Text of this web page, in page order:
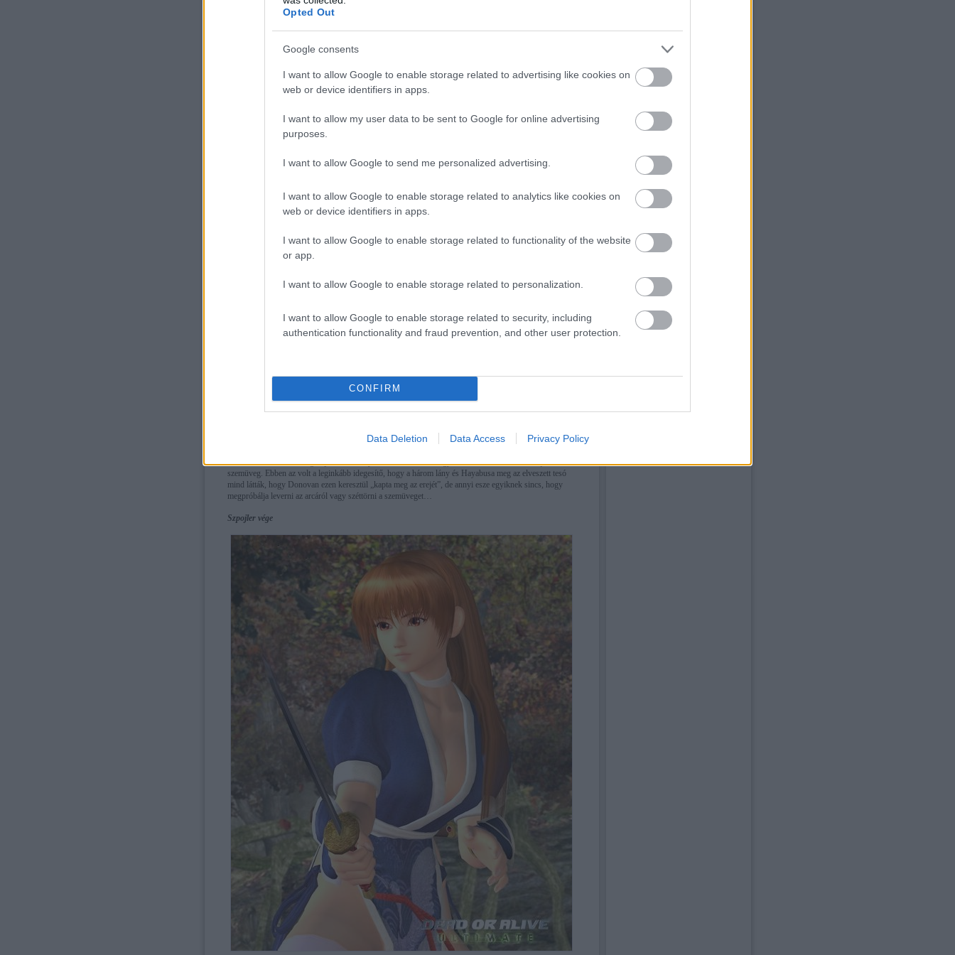
Opted Out
Google consents
I want to allow Google to enable storage related to advertising like cookies on
web or device identifiers in apps.
I want to allow my user data to be sent to Google for online advertising
purposes.
I want to allow Google to send me personalized advertising.
I want to allow Google to enable storage related to analytics like cookies on
web or device identifiers in apps.
I want to allow Google to enable storage related to functionality of the website
or app.
I want to allow Google to enable storage related to personalization.
I want to allow Google to enable storage related to security, including
authentication functionality and fraud prevention, and other user protection.
CONFIRM
Data Deletion Data Access Privacy Policy
(profil
Egyéb
elő. Utána újabb meglepetés, hogy a szigetre érkezve próbatételképpen ejtőernyővel kell kiugraniuk a
repülőből és mindenki tud ejtőernyőzni. Ahogy haladunk előre, láthatunk néhány érdekesnek látszó
árulnak el nekünk. A poénkodás néha tényleg jól sül el, de az olyan állatságok, mint a Max vs. Bayman
programozói voltát elintézik annyival, hogy szemüveges és zavarba jön Helena közelében. Ha már
számítógép: a futurisztikus technika néha tök jó ötleteket generál, ilyen például a versenyzők órája, ami
szemüveg. Ebben az volt a leginkább idegesítő, hogy a három lány és Hayabusa meg az elveszett tesó
mind látták, hogy Donovan ezen keresztül „kapta meg az erejét”, de annyi esze egyiknek sincs, hogy
megpróbálja leverni az arcáról vagy széttörni a szemüveget…
Szpojler vége